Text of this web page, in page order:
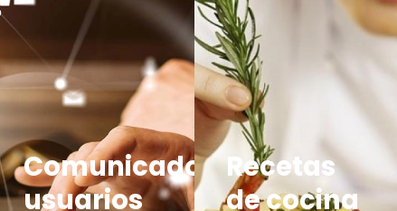
Comunicados
usuarios
Recetas
de cocina